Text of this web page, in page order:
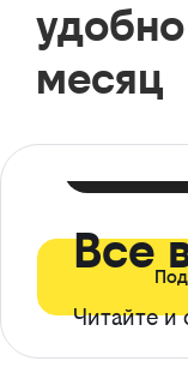
месяц
Все
Читайте и